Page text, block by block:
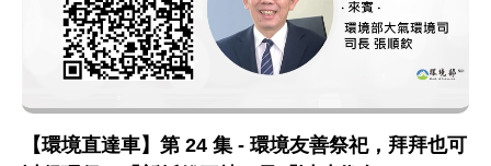
【環境直達車】第 24 集 - 環境友善祭祀，拜拜也可